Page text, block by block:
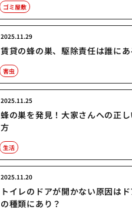
ゴミ屋敷
賃貸の蜂の巣、駆除責任は誰にあ
2025.11.29
害虫
蜂の巣を発見！大家さんへの正
方
2025.11.25
生活
トイレのドアが開かない原因は
の種類にあり？
2025.11.20